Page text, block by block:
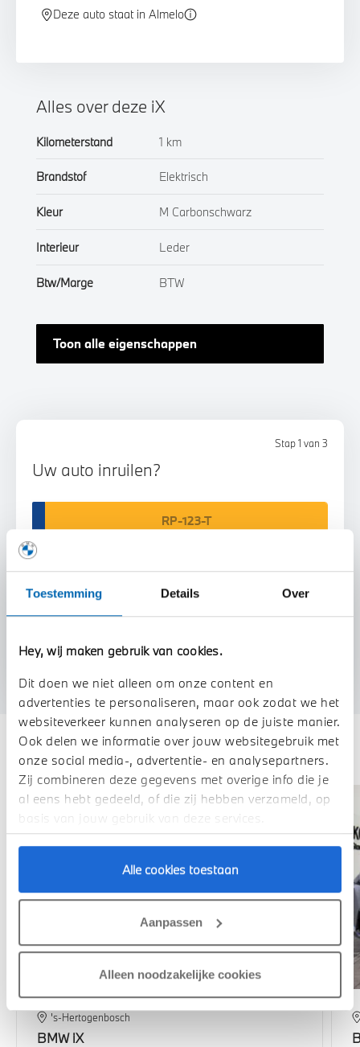
Toestemming Details Over
Hey, wij maken gebruik van cookies.
Dit doen we niet alleen om onze content en
advertenties te personaliseren, maar ook zodat we het
websiteverkeer kunnen analyseren op de juiste manier.
Ook delen we informatie over jouw websitegebruik met
onze social media-, advertentie- en analysepartners.
Zij combineren deze gegevens met overige info die je
al eens hebt gedeeld, of die zij hebben verzameld, op
basis van jouw gebruik van deze services.
Alle cookies toestaan
Aanpassen
Alleen noodzakelijke cookies
Deze auto staat in Almelo
Stap 1 van 3
Uw auto inruilen?
Voorstel aanvragen
Alles over deze iX
Kilometerstand 1 km
Brandstof Elektrisch
Kleur M Carbonschwarz
Interieur Leder
Btw/Marge BTW
Toon alle eigenschappen
Deze zijn vergelijkbaar
's-Hertogenbosch
BMW iX